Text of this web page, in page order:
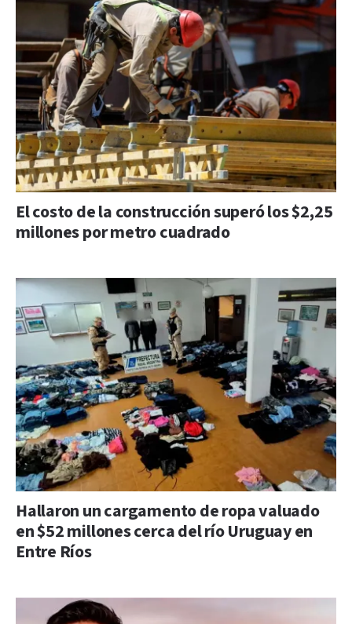
El costo de la construcción superó los $2,25
millones por metro cuadrado
Hallaron un cargamento de ropa valuado
en $52 millones cerca del río Uruguay en
Entre Ríos